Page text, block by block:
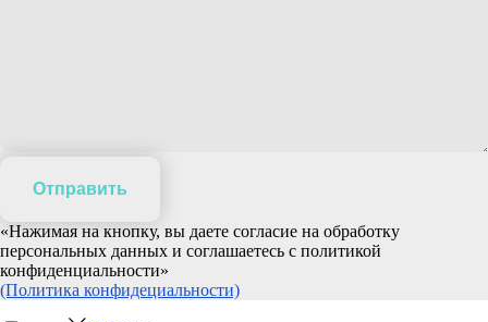
Отправить
«Нажимая на кнопку, вы даете согласие на обработку
персональных данных и соглашаетесь c политикой
конфиденциальности»
(Политика конфидециальности)